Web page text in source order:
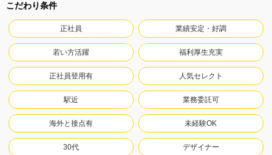
こだわり条件
正社員 業績安定・好調
若い方活躍 福利厚生充実
正社員登用有 人気セレクト
駅近 業務委託可
海外と接点有 未経験OK
30代 デザイナー